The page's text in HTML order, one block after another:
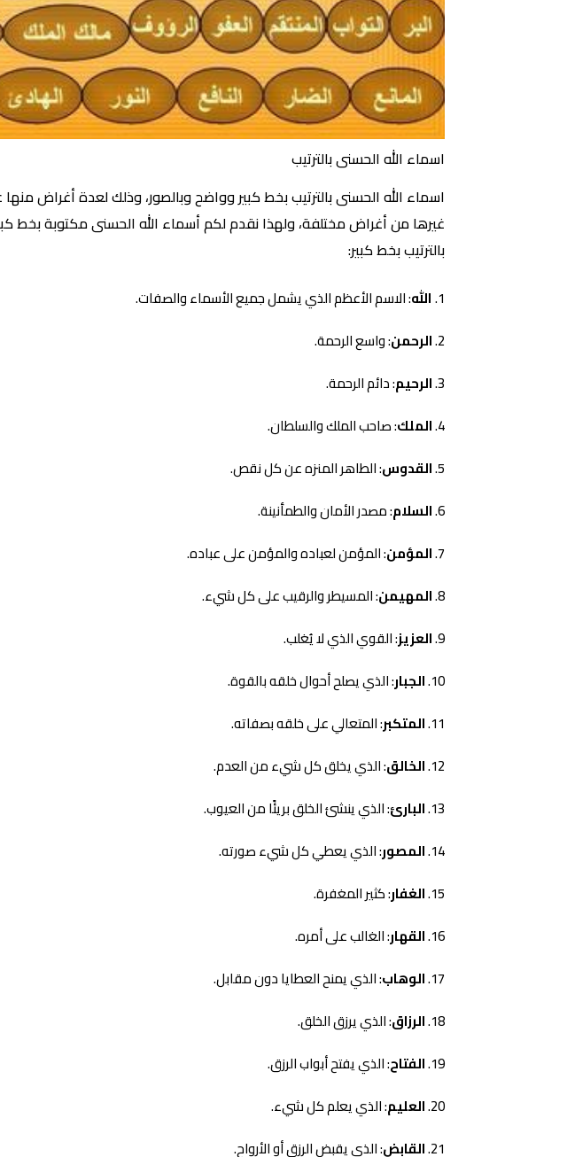
اسماء الله الحسنى بالترتيب
اسماء الله الحسنى بالترتيب بخط كبير وواضح وبالصور، وذلك لعدة أغراض
غيرها من أغراض مختلفة، ولهذا نقدم لكم أسماء الله الحسنى مكتوبة بخط
بالترتيب بخط كبير:
الله: الاسم الأعظم الذي يشمل جميع الأسماء والصفات.
الرحمن: واسع الرحمة.
الرحيم: دائم الرحمة.
الملك: صاحب الملك والسلطان.
القدوس: الطاهر المنزه عن كل نقص.
السلام: مصدر الأمان والطمأنينة.
المؤمن: المؤمن لعباده والمؤمن على عباده.
المهيمن: المسيطر والرقيب على كل شيء.
العزيز: القوي الذي لا يُغلب.
الجبار: الذي يصلح أحوال خلقه بالقوة.
المتكبر: المتعالي على خلقه بصفاته.
الخالق: الذي يخلق كل شيء من العدم.
البارئ: الذي ينشئ الخلق بريئًا من العيوب.
المصور: الذي يعطي كل شيء صورته.
الغفار: كثير المغفرة.
القهار: الغالب على أمره.
الوهاب: الذي يمنح العطايا دون مقابل.
الرزاق: الذي يرزق الخلق.
الفتاح: الذي يفتح أبواب الرزق.
العليم: الذي يعلم كل شيء.
القابض: الذي يقبض الرزق أو الأرواح.